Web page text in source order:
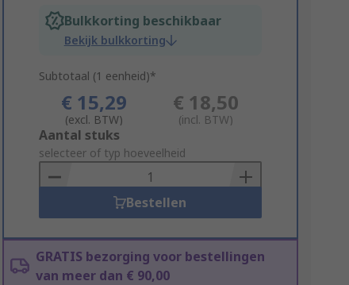
Bulkkorting beschikbaar
Bekijk bulkkorting
Subtotaal (1 eenheid)*
€ 15,29
(excl. BTW)
€ 18,50
(incl. BTW)
Add
to
Basket
Aantal stuks
selecteer of typ hoeveelheid
Bestellen
GRATIS bezorging voor bestellingen
van meer dan € 90,00